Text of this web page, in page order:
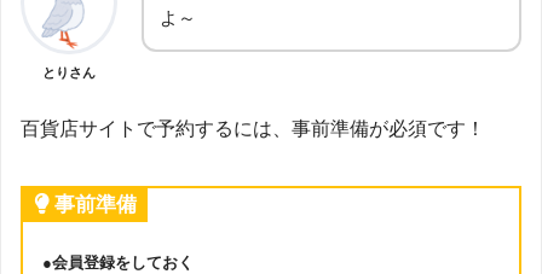
とりさん
よ～
百貨店サイトで予約するには、事前準備が必須です！
事前準備
●会員登録をしておく